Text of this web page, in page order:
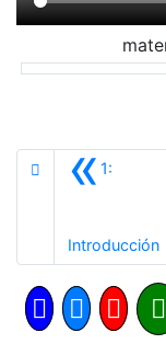
«1:
Introducción